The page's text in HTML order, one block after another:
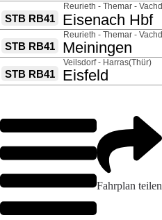
Fahrplan teilen